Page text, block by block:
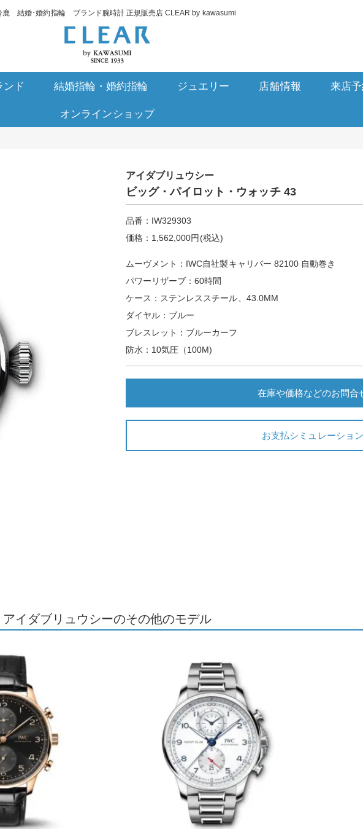
鹿 結婚･婚約指輪 ブランド腕時計 正規販売店 CLEAR by kawasumi
ンド 結婚指輪・婚約指輪 ジュエリー 店舗情報 来店
オンラインショップ
アイダブリュウシー
ビッグ・パイロット・ウォッチ 43
品番：IW329303
価格：1,562,000円(税込)
ムーヴメント：IWC自社製キャリバー 82100 自動巻き
パワーリザーブ：60時間
ケース：ステンレススチール、43.0MM
ダイヤル：ブルー
ブレスレット：ブルーカーフ
防水：10気圧（100M)
在庫や価格などのお問合
お支払シミュレーション
アイダブリュウシーのその他のモデル